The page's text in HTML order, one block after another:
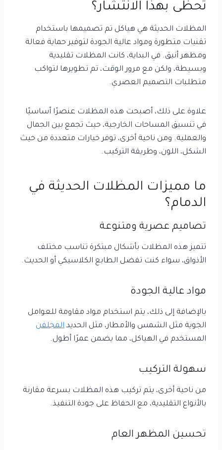
تحظى بهذا الانتشار؟
المظلات الحديثة هي هياكل تم تصميمها باستخدام
تقنيات متطورة ومواد عالية الجودة لتوفير حماية فعالة
ومظهر أنيق. في البداية، كانت المظلات تقليدية
وبسيطة، ولكن مع مرور الوقت، تم تطويرها لتواكب
متطلبات التصميم العصري.
علاوة على ذلك، أصبحت هذه المظلات عنصرًا أساسيًا
في تنسيق المساحات الخارجية، حيث تجمع بين الجمال
والعملية. ومن ناحية أخرى، توفر خيارات متعددة من حيث
الشكل، اللون، وطريقة التركيب.
ما مميزات المظلات الحديثة في
الدمام؟
تصاميم عصرية ومتنوعة
تتميز هذه المظلات بأشكال مبتكرة تناسب مختلف
الأذواق، سواء كنت تفضل الطابع الكلاسيكي أو الحديث.
مواد عالية الجودة
بالإضافة إلى ذلك، يتم استخدام مواد مقاومة للعوامل
الجوية مثل الشمس والأمطار، مثل الحديد المجلفن
المستخدم في الهياكل، مما يضمن عمرًا أطول.
سهولة التركيب
من ناحية أخرى، يتم تركيب هذه المظلات بسرعة مقارنة
بالأنواع التقليدية، مع الحفاظ على جودة التنفيذ.
تحسين المظهر العام